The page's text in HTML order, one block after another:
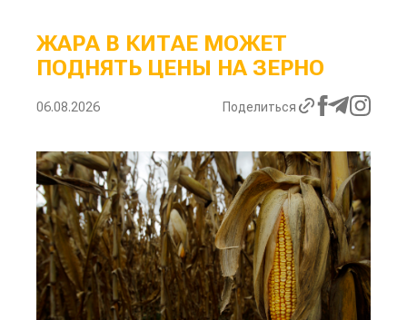
ЖАРА В КИТАЕ МОЖЕТ
ПОДНЯТЬ ЦЕНЫ НА ЗЕРНО
06.08.2026 Поделиться